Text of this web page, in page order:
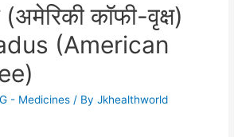
कॉफी-वृक्ष)
(American
G - Medicines / ByJkhealthworld